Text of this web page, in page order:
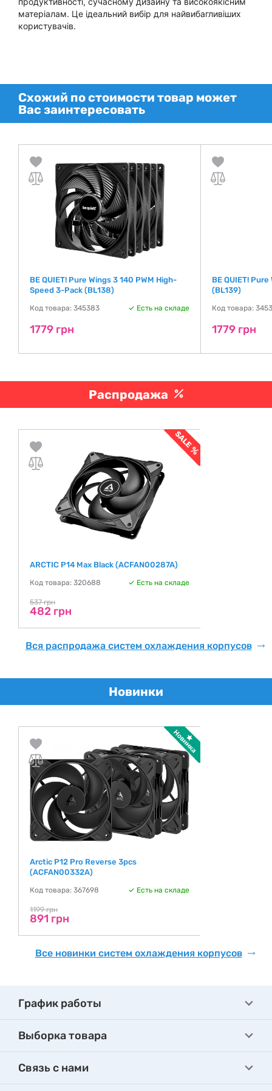
матеріалам. Це ідеальний вибір для найвибагливіших
користувачів.
Схожий по стоимости товар может
Вас заинтересовать
BE QUIET! Pure Wings 3 140 PWM High-
Speed 3-Pack (BL138)
Код товара: 345383 Есть на складе
1779 грн
BE QUIET!
(BL139)
Код товара:
1779 грн
Распродажа
ARCTIC P14 Max Black (ACFAN00287A)
Код товара: 320688 Есть на складе
537 грн
482 грн
Вся распродажа систем охлаждения корпусов
Новинки
Arctic P12 Pro Reverse 3pcs
(ACFAN00332A)
Код товара: 367698 Есть на складе
1199 грн
891 грн
Все новинки систем охлаждения корпусов
График работы
Выборка товара
Связь с нами